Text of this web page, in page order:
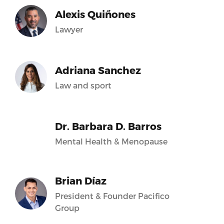
Alexis Quiñones
Lawyer
Adriana Sanchez
Law and sport
Dr. Barbara D. Barros
Mental Health & Menopause
Brian Díaz
President & Founder Pacifico
Group